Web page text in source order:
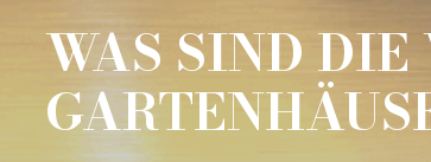
WAS SIND